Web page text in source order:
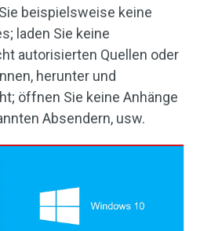
beispielsweise keine
laden Sie keine
autorisierten Quellen oder
herunter und
öffnen Sie keine Anhänge
Absendern, usw.